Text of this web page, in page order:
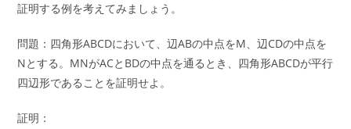
証明する例を考えてみましょう。
問題：四角形ABCDにおいて、辺ABの中点をM、辺CDの中点を
Nとする。MNがACとBDの中点を通るとき、四角形ABCDが平行
四辺形であることを証明せよ。
証明：